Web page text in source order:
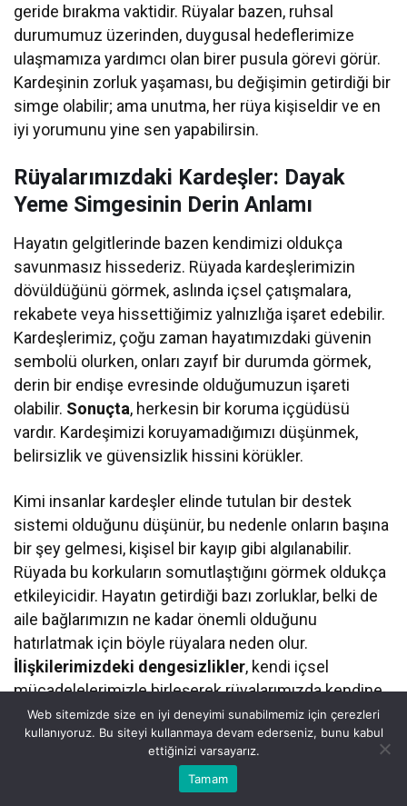
geride bırakma vaktidir. Rüyalar bazen, ruhsal
durumumuz üzerinden, duygusal hedeflerimize
ulaşmamıza yardımcı olan birer pusula görevi görür.
Kardeşinin zorluk yaşaması, bu değişimin getirdiği bir
simge olabilir; ama unutma, her rüya kişiseldir ve en
iyi yorumunu yine sen yapabilirsin.
Rüyalarımızdaki Kardeşler: Dayak
Yeme Simgesinin Derin Anlamı
Hayatın gelgitlerinde bazen kendimizi oldukça
savunmasız hissederiz. Rüyada kardeşlerimizin
dövüldüğünü görmek, aslında içsel çatışmalara,
rekabete veya hissettiğimiz yalnızlığa işaret edebilir.
Kardeşlerimiz, çoğu zaman hayatımızdaki güvenin
sembolü olurken, onları zayıf bir durumda görmek,
derin bir endişe evresinde olduğumuzun işareti
olabilir. Sonuçta, herkesin bir koruma içgüdüsü
vardır. Kardeşimizi koruyamadığımızı düşünmek,
belirsizlik ve güvensizlik hissini körükler.
Kimi insanlar kardeşler elinde tutulan bir destek
sistemi olduğunu düşünür, bu nedenle onların başına
bir şey gelmesi, kişisel bir kayıp gibi algılanabilir.
Rüyada bu korkuların somutlaştığını görmek oldukça
etkileyicidir. Hayatın getirdiği bazı zorluklar, belki de
aile bağlarımızın ne kadar önemli olduğunu
hatırlatmak için böyle rüyalara neden olur.
İlişkilerimizdeki dengesizlikler, kendi içsel
mücadelelerimizle birleşerek rüyalarımızda kendine
yer bulur.
Unutmayın ki rüyaların anlamları son derece
bireyseldir. Rüyalarımızda gördüğümüz her ayrıntı,
Bu web sitesinde en iyi deneyimi yaşamanızı sağlamak için
Eczaneler
Web sitemizde size en iyi deneyimi sunabilmemiz için çerezleri
kullanıyoruz. Bu siteyi kullanmaya devam ederseniz, bunu kabul
ettiğinizi varsayarız.
Tamam